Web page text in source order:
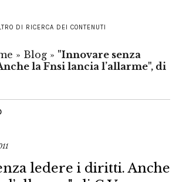
DI RICERCA DEI CONTENUTI
» Blog » "Innovare senza
la Fnsi lancia l’allarme", di
ledere i diritti. Anche